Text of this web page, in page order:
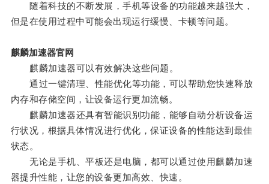
随着科技的不断发展，手机等设备的功能越来越强大，
但是在使用过程中可能会出现运行缓慢、卡顿等问题。
麒麟加速器官网
麒麟加速器可以有效解决这些问题。
通过一键清理、性能优化等功能，可以帮助您快速释放
内存和存储空间，让设备运行更加流畅。
麒麟加速器还具有智能识别功能，能够自动分析设备运
行状况，根据具体情况进行优化，保证设备的性能达到最佳
状态。
无论是手机、平板还是电脑，都可以通过使用麒麟加速
器提升性能，让您的设备更加高效、快速。